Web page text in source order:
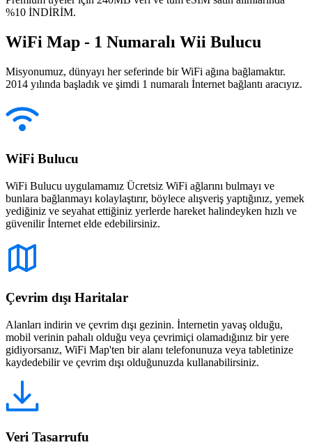
%10 İNDİRİM.
WiFi Map - 1 Numaralı Wii Bulucu
Misyonumuz, dünyayı her seferinde bir WiFi ağına bağlamaktır.
2014 yılında başladık ve şimdi 1 numaralı İnternet bağlantı aracıyız.
WiFi Bulucu
WiFi Bulucu uygulamamız Ücretsiz WiFi ağlarını bulmayı ve
bunlara bağlanmayı kolaylaştırır, böylece alışveriş yaptığınız, yemek
yediğiniz ve seyahat ettiğiniz yerlerde hareket halindeyken hızlı ve
güvenilir İnternet elde edebilirsiniz.
Çevrim dışı Haritalar
Alanları indirin ve çevrim dışı gezinin. İnternetin yavaş olduğu,
mobil verinin pahalı olduğu veya çevrimiçi olamadığınız bir yere
gidiyorsanız, WiFi Map'ten bir alanı telefonunuza veya tabletinize
kaydedebilir ve çevrim dışı olduğunuzda kullanabilirsiniz.
Veri Tasarrufu